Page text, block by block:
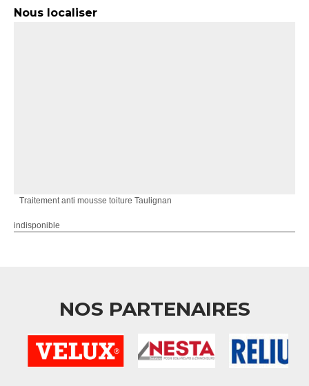
Nous localiser
Traitement anti mousse toiture Taulignan
indisponible
NOS PARTENAIRES